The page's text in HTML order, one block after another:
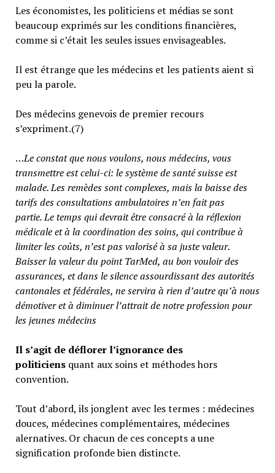
Les économistes, les politiciens et médias se sont
beaucoup exprimés sur les conditions financières,
comme si c’était les seules issues envisageables.
Il est étrange que les médecins et les patients aient si
peu la parole.
Des médecins genevois de premier recours
s’expriment.(7)
…Le constat que nous voulons, nous médecins, vous
transmettre est celui-ci: le système de santé suisse est
malade. Les remèdes sont complexes, mais la baisse des
tarifs des consultations ambulatoires n’en fait pas
partie.Le temps qui devrait être consacré à la réflexion
médicale et à la coordination des soins, qui contribue à
limiter les coûts, n’est pas valorisé à sa juste valeur.
Baisser la valeur du point TarMed, au bon vouloir des
assurances, et dans le silence assourdissant des autorités
cantonales et fédérales, ne servira à rien d’autre qu’à nous
démotiver et à diminuer l’attrait de notre profession pour
les jeunes médecins
Il s’agit de déflorer l’ignorance des
politiciensquant aux soins et méthodes hors
convention.
Tout d’abord, ils jonglent avec les termes : médecines
douces, médecines complémentaires, médecines
alernatives. Or chacun de ces concepts a une
signification profonde bien distincte.